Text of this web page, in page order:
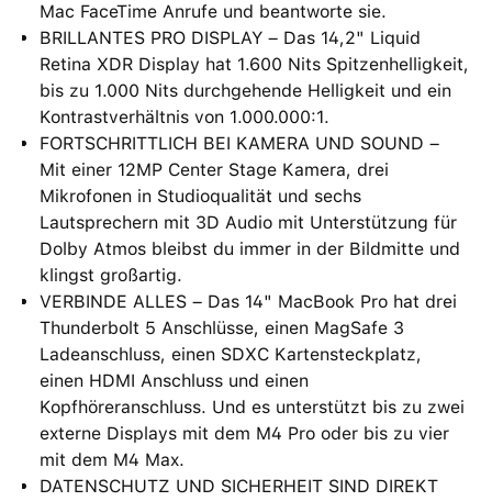
Mac FaceTime Anrufe und beantworte sie.
BRILLANTES PRO DISPLAY – Das 14,2" Liquid
Retina XDR Display hat 1.600 Nits Spitzenhelligkeit,
bis zu 1.000 Nits durchgehende Helligkeit und ein
Kontrastverhältnis von 1.000.000:1.
FORTSCHRITTLICH BEI KAMERA UND SOUND –
Mit einer 12MP Center Stage Kamera, drei
Mikrofonen in Studioqualität und sechs
Lautsprechern mit 3D Audio mit Unterstützung für
Dolby Atmos bleibst du immer in der Bildmitte und
klingst großartig.
VERBINDE ALLES – Das 14" MacBook Pro hat drei
Thunderbolt 5 Anschlüsse, einen MagSafe 3
Ladeanschluss, einen SDXC Kartensteckplatz,
einen HDMI Anschluss und einen
Kopfhöreranschluss. Und es unterstützt bis zu zwei
externe Displays mit dem M4 Pro oder bis zu vier
mit dem M4 Max.
DATENSCHUTZ UND SICHERHEIT SIND DIREKT